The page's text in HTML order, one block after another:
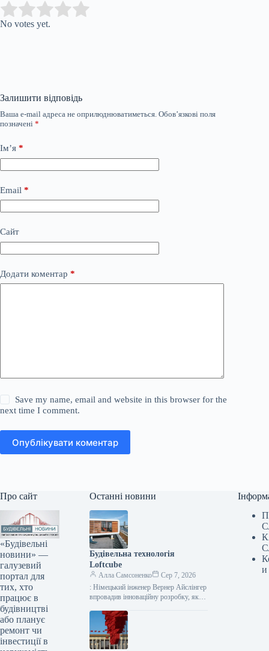
Rate this item:
No votes yet.
Залишити відповідь
Ваша e-mail адреса не оприлюднюватиметься. Обов’язкові поля
позначені *
Ім’я *
Email *
Сайт
Додати коментар *
Save my name, email and website in this browser for the
next time I comment.
Опублікувати коментар
Про сайт
«Будівельні
новини» —
галузевий
портал для
тих, хто
працює в
будівництві
або планує
ремонт чи
інвестиції в
Останні новини
Будівельна технологія
Loftcube
Алла Самсоненко
Сер 7, 2026
: Німецький інженер Вернер Айслінгер
впровадив інноваційну розробку, яка
компактні житлові приміщення в стилі
лофт. Цей сучасний…
и